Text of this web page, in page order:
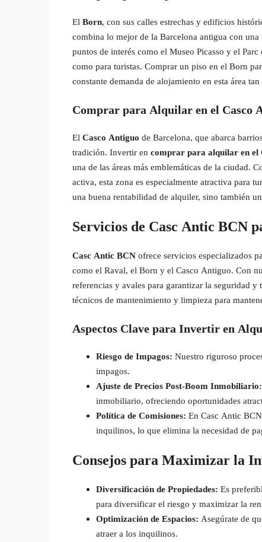
El Born, con sus calles estrechas y edificios
combina lo mejor de la Barcelona antigua con
puntos de interés como el Museo Picasso y el
como para turistas. Comprar un piso en el Born
constante demanda de alojamiento en esta área
Comprar para Alquilar en el Casco
El Casco Antiguo de Barcelona, que abarca
tradición. Invertir en comprar para alquilar en el
una de las áreas más emblemáticas de la ciudad.
activa, esta zona es especialmente atractiva para
una buena rentabilidad de alquiler, sino también
Servicios de Casc Antic BCN
Casc Antic BCN ofrece servicios especializados
como el Raval, el Born y el Casco Antiguo. Con
referencias y avales para garantizar la seguridad
técnicos de mantenimiento y limpieza para
Aspectos Clave para Invertir en
Riesgo de Impagos: Nuestro riguroso
impagos.
Ajuste de Precios Post-Boom Inmobiliario:
inmobiliario, ofreciendo oportunidades
Política de Comisiones: En Casc Antic
inquilinos, lo que elimina la necesidad de
Consejos para Maximizar la
Diversificación de Propiedades: Es
para diversificar el riesgo y maximizar la
Optimización de Espacios: Asegúrate de
atraer a los inquilinos.